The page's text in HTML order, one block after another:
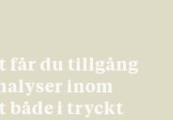
får du tillgång
inom
både i tryckt